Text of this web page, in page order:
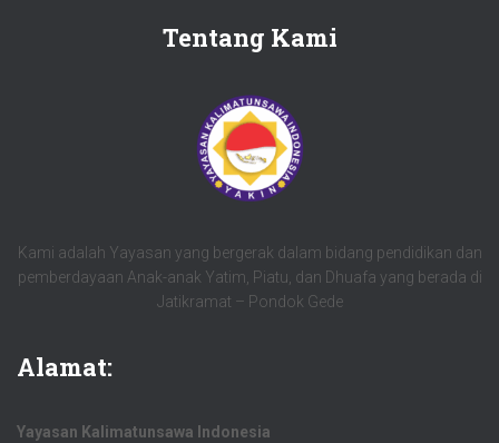
Tentang Kami
Kami adalah Yayasan yang bergerak dalam bidang pendidikan dan
pemberdayaan Anak-anak Yatim, Piatu, dan Dhuafa yang berada di
Jatikramat – Pondok Gede
Alamat:
Yayasan Kalimatunsawa Indonesia